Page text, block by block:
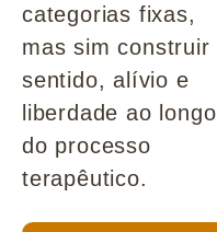
categorias fixas,
mas sim construir
sentido, alívio e
liberdade ao longo
do processo
terapêutico.